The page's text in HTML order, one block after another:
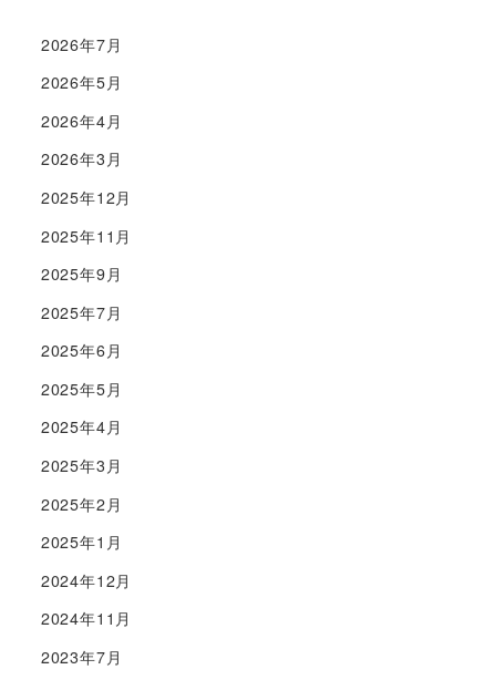
2026年7月
2026年5月
2026年4月
2026年3月
2025年12月
2025年11月
2025年9月
2025年7月
2025年6月
2025年5月
2025年4月
2025年3月
2025年2月
2025年1月
2024年12月
2024年11月
2023年7月